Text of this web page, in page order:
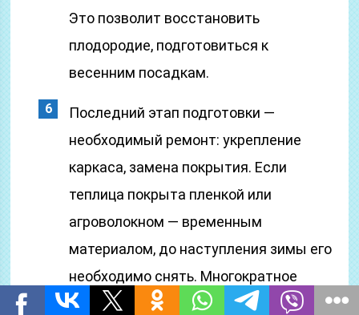
Это позволит восстановить
плодородие, подготовиться к
весенним посадкам.
Последний этап подготовки —
необходимый ремонт: укрепление
каркаса, замена покрытия. Если
теплица покрыта пленкой или
агроволокном — временным
материалом, до наступления зимы его
необходимо снять. Многократное
использование укрывного материала